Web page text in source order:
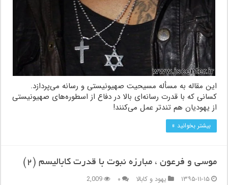
این مقاله به مسأله مسیحیت صهیونیستی و رسانه می‌پردازد.
كسانی که با قدرت رسانه‌ای بالا در دفاع از اسطوره‌های صهیونیستی
از یهودیان هم تندتر عمل می‌کنند!
بیشتر بخوانید »
موسی و فرعون ، مبارزه نبوت با قدرت کابالیسم (۲)
۱۳۹۵-۱۱-۱۵
یهود و کابالا ۰ 2,009